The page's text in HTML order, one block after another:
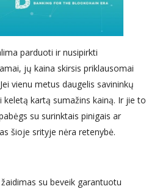
parduoti ir nusipirkti
jų kaina skirsis priklausomai
vienu metus daugelis savininkų
keletą kartą sumažins kainą. Ir jie to
bėgs su surinktais pinigais ar
šioje srityje nėra retenybė.
su beveik garantuotu